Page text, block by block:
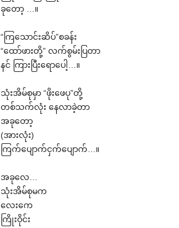
ခု‌တော့ …။
“ကြ‌သောင်းဆိပ်”စခန်း
“‌ထော်ဖားတို့” လက်စွမ်းပြတာ
နင် ကြားပြီး‌ရော‌ပေါ့…။
သုံးအိမ်စုမှာ “ဖိုး‌ဖေပု”တို့
တစ်သက်လုံး ‌နေလာခဲ့တာ
အခု‌တော့
(အားလုံး)
ကြက်‌ပျောက်ငှက်‌ပျောက်…။
အခု‌လေ…
သုံးအိမ်စုမက
‌လေး‌ကေ
ကြိုးဝိုင်း